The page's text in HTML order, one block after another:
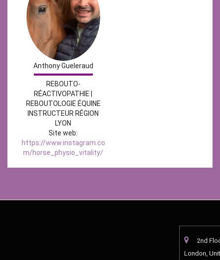
Anthony Gueleraud
REBOUTO-
RÉACTIVOPATHIE |
REBOUTOLOGIE ÉQUINE
INSTRUCTEUR RÉGION
LYON
Site web:
https://www.instagram.co
m/horse_physio_vitality/
2nd
London,